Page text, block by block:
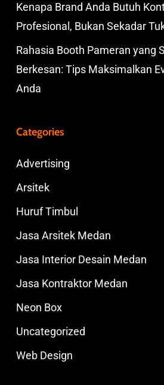
Kenapa Brand Anda Butuh
Profesional, Bukan Sekadar
Rahasia Booth Pameran yang
Berkesan: Tips Maksimalkan
Anda
Categories
Advertising
Arsitek
Huruf Timbul
Jasa Arsitek Medan
Jasa Interior Desain Medan
Jasa Kontraktor Medan
Neon Box
Uncategorized
Web Design